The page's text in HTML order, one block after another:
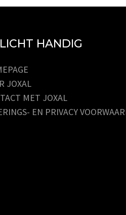
HANDIG
JOXAL
MET JOXAL
EN PRIVACY